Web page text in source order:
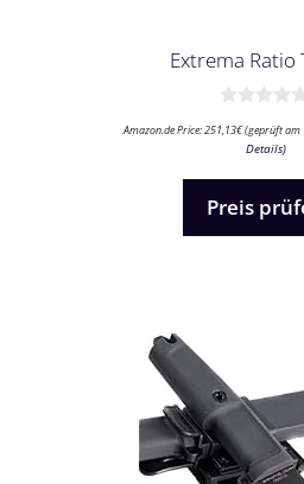
Extrema Ratio
v
Amazon.de Price:251,13€(geprüft am
Details)
Preis